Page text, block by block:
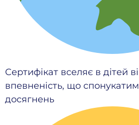
Сертифікат вселяє в дітей
впевненість, що
досягнень